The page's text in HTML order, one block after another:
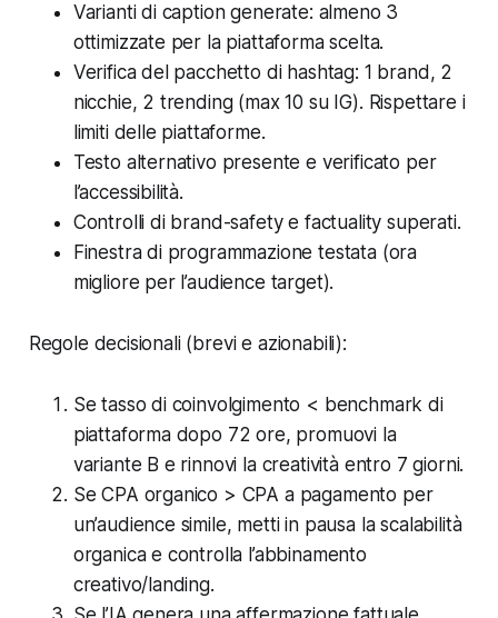
Varianti di caption generate: almeno 3
ottimizzate per la piattaforma scelta.
Verifica del pacchetto di hashtag: 1 brand, 2
nicchie, 2 trending (max 10 su IG). Rispettare i
limiti delle piattaforme.
Testo alternativo presente e verificato per
l’accessibilità.
Controlli di brand-safety e factuality superati.
Finestra di programmazione testata (ora
migliore per l’audience target).
Regole decisionali (brevi e azionabili):
Se tasso di coinvolgimento < benchmark di
piattaforma dopo 72 ore, promuovi la
variante B e rinnovi la creatività entro 7 giorni.
Se CPA organico > CPA a pagamento per
un’audience simile, metti in pausa la scalabilità
organica e controlla l’abbinamento
creativo/landing.